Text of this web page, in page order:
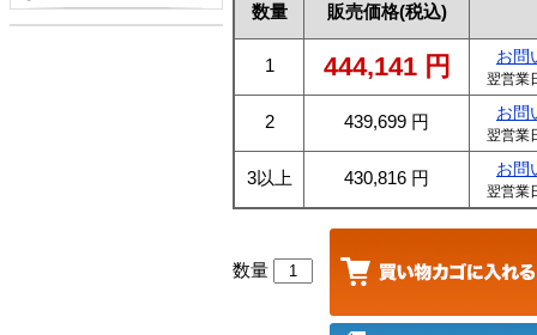
数量 販売価格(税込)
1 444,141 円 お問
翌営業
2 439,699 円 お問
翌営業
3以上 430,816 円 お問
翌営業
数量